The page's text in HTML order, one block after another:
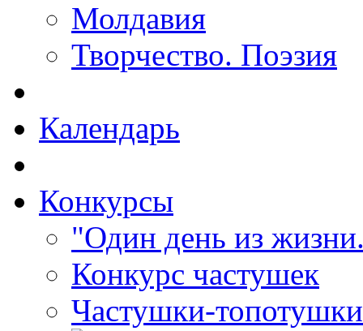
Молдавия
Творчество. Поэзия
Календарь
Конкурсы
"Один день из
Конкурс частушек
Частушки-топотушки